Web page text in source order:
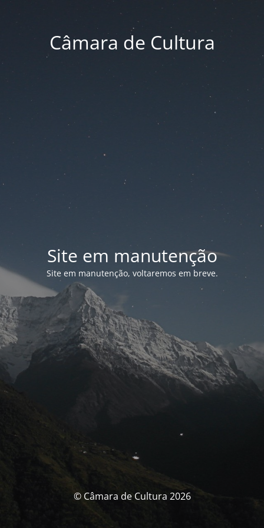
Câmara de Cultura
Site em manutenção
Site em manutenção, voltaremos em breve.
© Câmara de Cultura 2026